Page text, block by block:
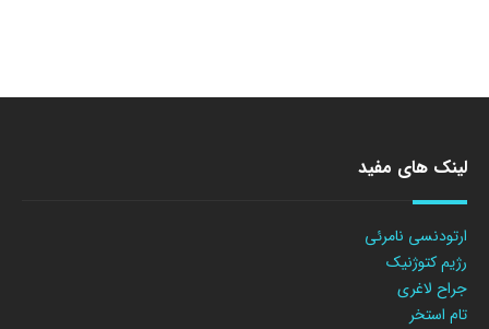
لینک های مفید
ارتودنسی نامرئی
رژیم کتوژنیک
جراح لاغری
تام استخر